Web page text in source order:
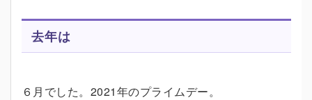
去年は
６月でした。2021年のプライムデー。